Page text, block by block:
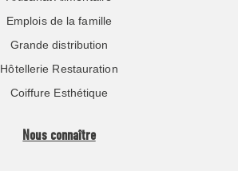
Emplois de la famille
Grande distribution
Hôtellerie Restauration
Coiffure Esthétique
Nous connaître